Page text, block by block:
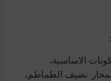
الاساسية،
نضيف الطماطم،